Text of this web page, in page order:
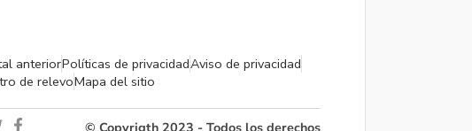
anteriorPolíticas de privacidadAviso de privacidad
de relevoMapa del sitio